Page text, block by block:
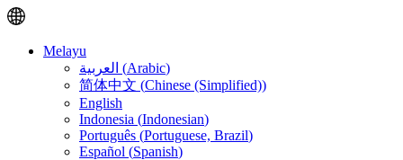
Melayu
العربية (Arabic)
简体中文 (Chinese (Simplified))
English
Indonesia (Indonesian)
Português (Portuguese, Brazil)
Español (Spanish)